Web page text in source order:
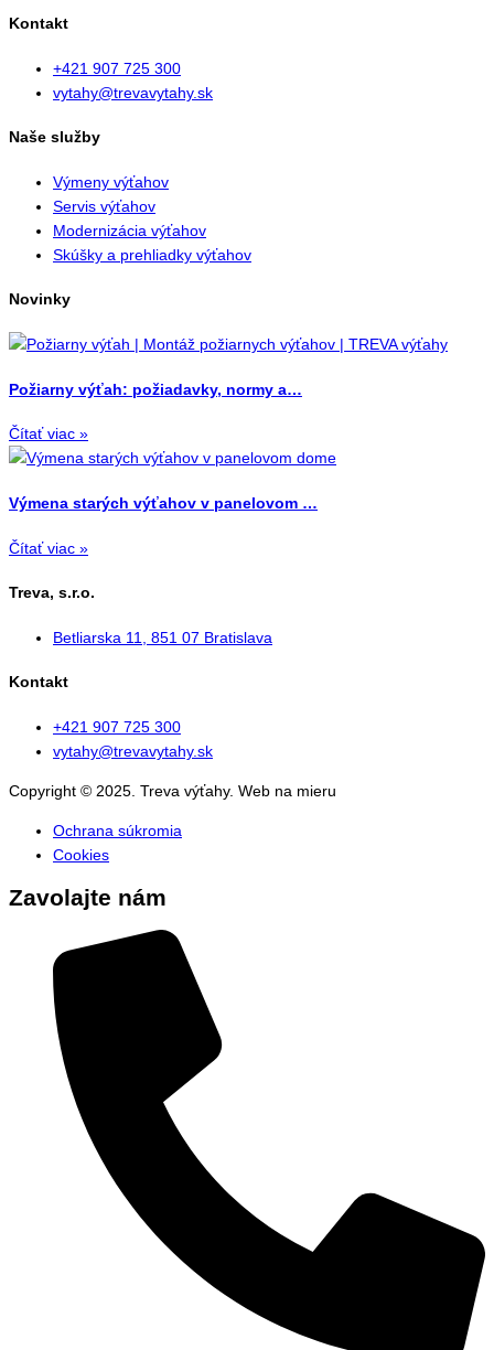
Kontakt
+421 907 725 300
vytahy@trevavytahy.sk
Naše služby
Výmeny výťahov
Servis výťahov
Modernizácia výťahov
Skúšky a prehliadky výťahov
Novinky
Požiarny výťah: požiadavky, normy a…
Čítať viac »
Výmena starých výťahov v panelovom …
Čítať viac »
Treva, s.r.o.
Betliarska 11, 851 07 Bratislava
Kontakt
+421 907 725 300
vytahy@trevavytahy.sk
Copyright © 2025. Treva výťahy. Web na mieru
Ochrana súkromia
Cookies
Zavolajte nám